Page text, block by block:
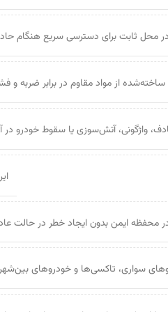
محل ثابت برای دسترسی سریع هنگام
ساخته‌شده از مواد مقاوم در برابر ضربه و
واژگونی، آتش‌سوزی یا سقوط خودرو در
در محفظه ایمن بدون ایجاد خطر در حالت
سواری، تاکسی‌ها و خودروهای